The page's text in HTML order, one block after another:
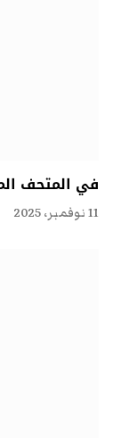
في المتحف
11 نوفمبر، 2025